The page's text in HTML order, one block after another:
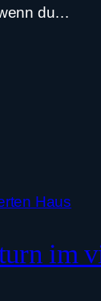
du…
im